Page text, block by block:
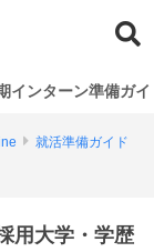
インターン準備ガイ
就活準備ガイド
用大学・学歴